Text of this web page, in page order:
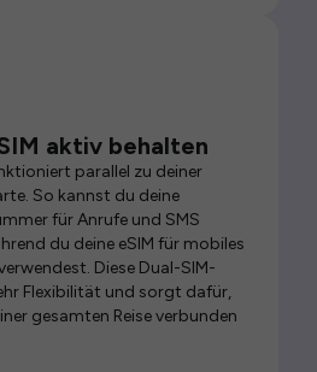
aktiv behalten
parallel zu deiner
So kannst du deine
für Anrufe und SMS
du deine eSIM für mobiles
Diese Dual-SIM-
Flexibilität und sorgt dafür,
gesamten Reise verbunden